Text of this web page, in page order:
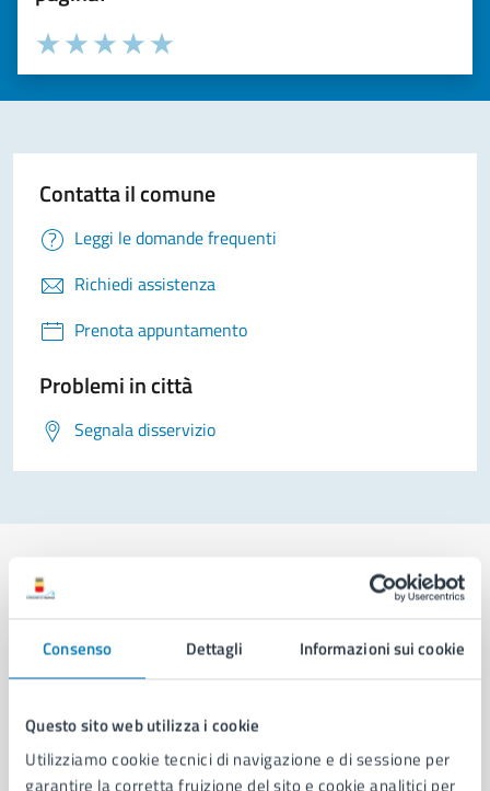
Consenso Dettagli Informazioni sui cookie
Questo sito web utilizza i cookie
Utilizziamo cookie tecnici di navigazione e di sessione per
garantire la corretta fruizione del sito e cookie analitici per
Valuta la chiarezza delle informazioni (da 1 a 5 stelle)
Seleziona il numero di stelle per valutare la chiarezza delle
Valuta 5 stelle su 5
Valuta 4 stelle su 5
Valuta 3 stelle su 5
Valuta 2 stelle su 5
Valuta 1 stelle su 5
Contatta il comune
Leggi le domande frequenti
Richiedi assistenza
Prenota appuntamento
Problemi in città
Segnala disservizio
Comune di Napoli
Organi di governo